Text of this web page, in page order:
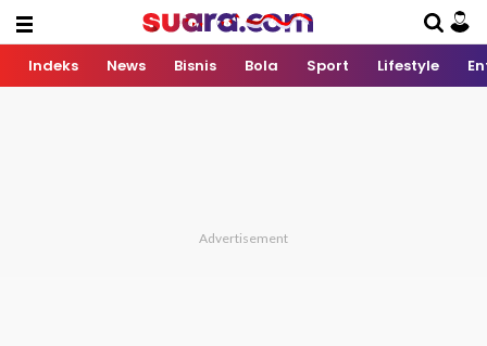
Indeks News Bisnis Bola Sport Lifestyle